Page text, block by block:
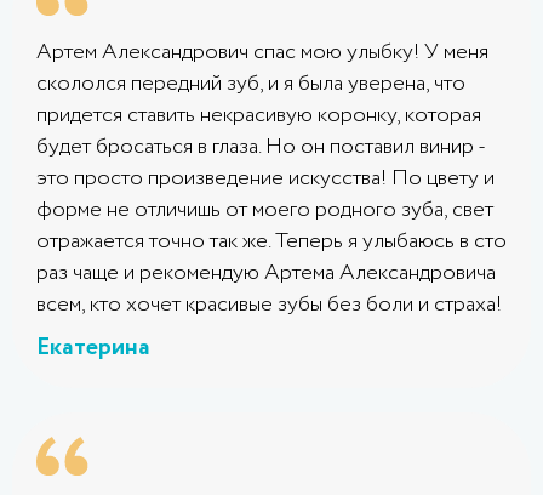
Артем Александрович спас мою улыбку! У меня
скололся передний зуб, и я была уверена, что
придется ставить некрасивую коронку, которая
будет бросаться в глаза. Но он поставил винир -
это просто произведение искусства! По цвету и
форме не отличишь от моего родного зуба, свет
отражается точно так же. Теперь я улыбаюсь в сто
раз чаще и рекомендую Артема Александровича
всем, кто хочет красивые зубы без боли и страха!
Екатерина